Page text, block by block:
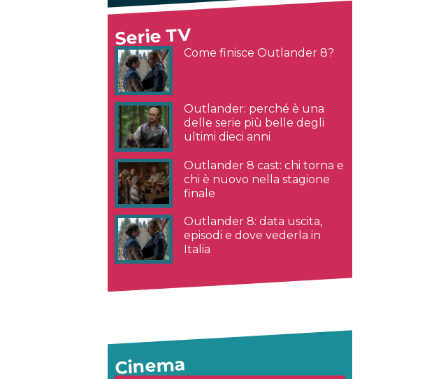
Serie TV
Come finisce Outlander 8?
Outlander: perché è una
delle serie più belle degli
ultimi dieci anni
Outlander 8 cast: chi torna e
chi è nuovo nella stagione
finale
Outlander 8: data uscita,
episodi e dove vederla in
Italia
Cinema